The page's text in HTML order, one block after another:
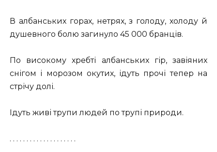
В албанських горах, нетрях, з голоду, холоду й
душевного болю загинуло 45 000 бранців.
По високому хребті албанських гір, завіяних
снігом і морозом окутих, ідуть прочі тепер на
стрічу долі.
Ідуть живі трупи людей по трупі природи.
. . . . . . . . . . . . . . . . . . . .